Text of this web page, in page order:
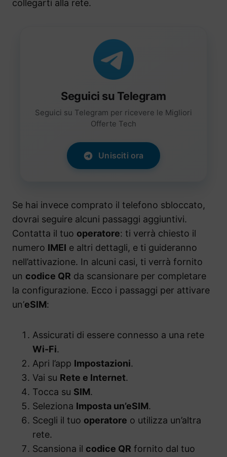
collegarti alla rete.
Seguici su Telegram
Seguici su Telegram per ricevere le Migliori
Offerte Tech
Unisciti ora
Se hai invece comprato il telefono sbloccato,
dovrai seguire alcuni passaggi aggiuntivi.
Contatta il tuo operatore: ti verrà chiesto il
numero IMEI e altri dettagli, e ti guideranno
nell’attivazione. In alcuni casi, ti verrà fornito
un codice QR da scansionare per completare
la configurazione. Ecco i passaggi per attivare
un’eSIM:
Assicurati di essere connesso a una rete
Wi-Fi.
Apri l’app Impostazioni.
Vai su Rete e Internet.
Tocca su SIM.
Seleziona Imposta un’eSIM.
Scegli il tuo operatore o utilizza un’altra
rete.
Scansiona il codice QR fornito dal tuo